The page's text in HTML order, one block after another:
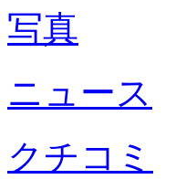
写真
ニュース
クチコミ